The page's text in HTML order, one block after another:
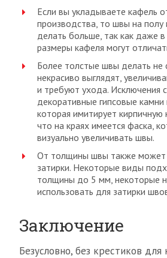
Если вы укладываете кафель
производства, то швы на полу
делать больше, так как даже
размеры кафеля могут
Более толстые швы делать не
некрасиво выглядят,
и требуют ухода. Исключения
декоративные гипсовые камни
которая имитирует кирпичную
что на краях имеется фаска,
визуально увеличивать швы.
От толщины швы также может
затирки. Некоторые виды
толщины до 5 мм, некоторые
использовать для затирки
Заключение
Безусловно, без крестиков